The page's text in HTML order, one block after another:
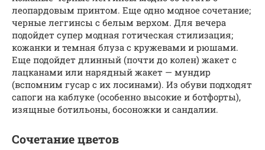
леопардовым принтом. Еще одно модное сочетание;
черные леггинсы с белым верхом. Для вечера
подойдет супер модная готическая стилизация;
кожанки и темная блуза с кружевами и рюшами.
Еще подойдет длинный (почти до колен) жакет с
лацканами или нарядный жакет — мундир
(вспомним гусар с их лосинами). Из обуви подходят
сапоги на каблуке (особенно высокие и ботфорты),
изящные ботильоны, босоножки и сандалии.
Сочетание цветов